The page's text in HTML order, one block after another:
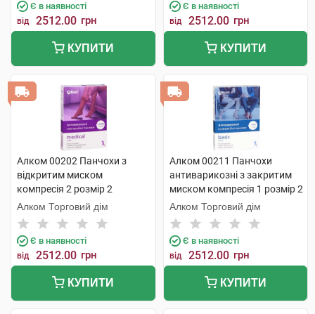
Є в наявності
від 2512.00 грн
КУПИТИ
Є в наявності
від 2512.00 грн
КУПИТИ
Алком 00202 Панчохи з
відкритим миском
компресія 2 розмір 2
бежевий 1 пара
Алком Торговий дім
Є в наявності
від 2512.00 грн
КУПИТИ
Алком 00211 Панчохи
антиварикозні з закритим
миском компресія 1 розмір 2
бежевий 1 пара
Алком Торговий дім
Є в наявності
від 2512.00 грн
КУПИТИ